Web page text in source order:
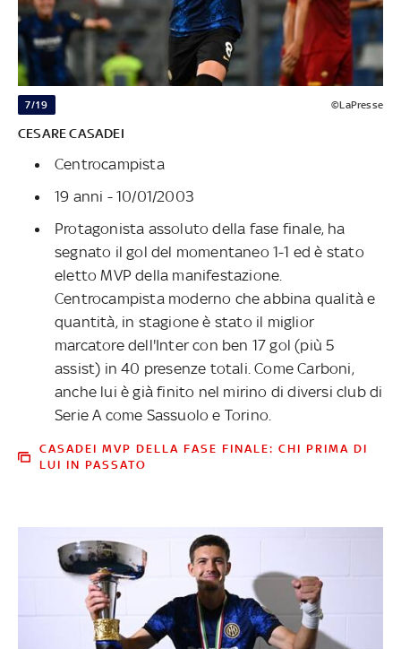
7/19 ©LaPresse
CESARE CASADEI
Centrocampista
19 anni - 10/01/2003
Protagonista assoluto della fase finale, ha
segnato il gol del momentaneo 1-1 ed è stato
eletto MVP della manifestazione.
Centrocampista moderno che abbina qualità e
quantità, in stagione è stato il miglior
marcatore dell'Inter con ben 17 gol (più 5
assist) in 40 presenze totali. Come Carboni,
anche lui è già finito nel mirino di diversi club di
Serie A come Sassuolo e Torino.
CASADEI MVP DELLA FASE FINALE: CHI PRIMA DI
LUI IN PASSATO